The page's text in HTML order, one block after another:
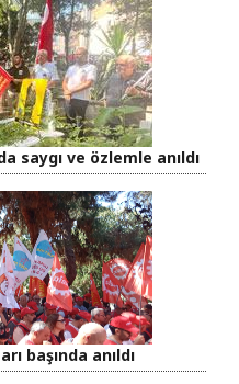
saygı ve özlemle anıldı
başında anıldı